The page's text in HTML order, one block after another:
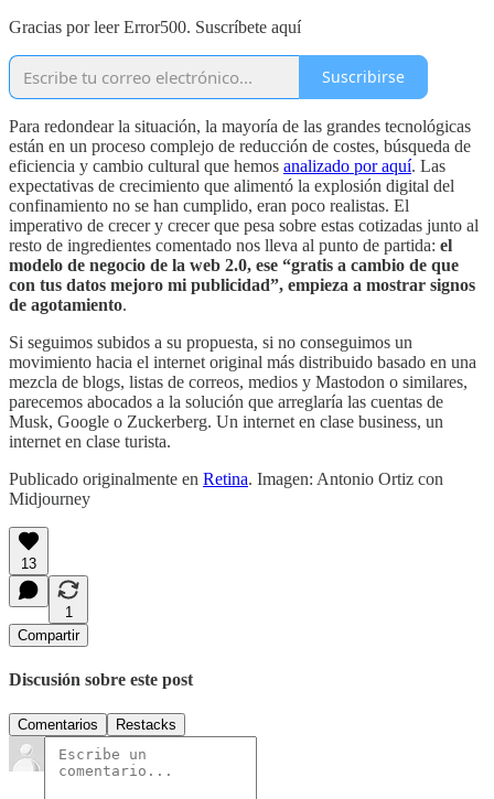
Gracias por leer Error500. Suscríbete aquí
Suscribirse
Para redondear la situación, la mayoría de las grandes tecnológicas
están en un proceso complejo de reducción de costes, búsqueda de
eficiencia y cambio cultural que hemos analizado por aquí. Las
expectativas de crecimiento que alimentó la explosión digital del
confinamiento no se han cumplido, eran poco realistas. El
imperativo de crecer y crecer que pesa sobre estas cotizadas junto al
resto de ingredientes comentado nos lleva al punto de partida: el
modelo de negocio de la web 2.0, ese “gratis a cambio de que
con tus datos mejoro mi publicidad”, empieza a mostrar signos
de agotamiento.
Si seguimos subidos a su propuesta, si no conseguimos un
movimiento hacia el internet original más distribuido basado en una
mezcla de blogs, listas de correos, medios y Mastodon o similares,
parecemos abocados a la solución que arreglaría las cuentas de
Musk, Google o Zuckerberg. Un internet en clase business, un
internet en clase turista.
Publicado originalmente en Retina. Imagen: Antonio Ortiz con
Midjourney
13
1
Compartir
Discusión sobre este post
Comentarios Restacks